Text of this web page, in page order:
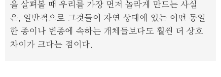
을 살펴볼 때 우리를 가장 먼저 놀라게 만드는 사실
은, 일반적으로 그것들이 자연 상태에 있는 어떤 동일
한 종이나 변종에 속하는 개체들보다도 훨씬 더 상호
차이가 크다는 점이다.